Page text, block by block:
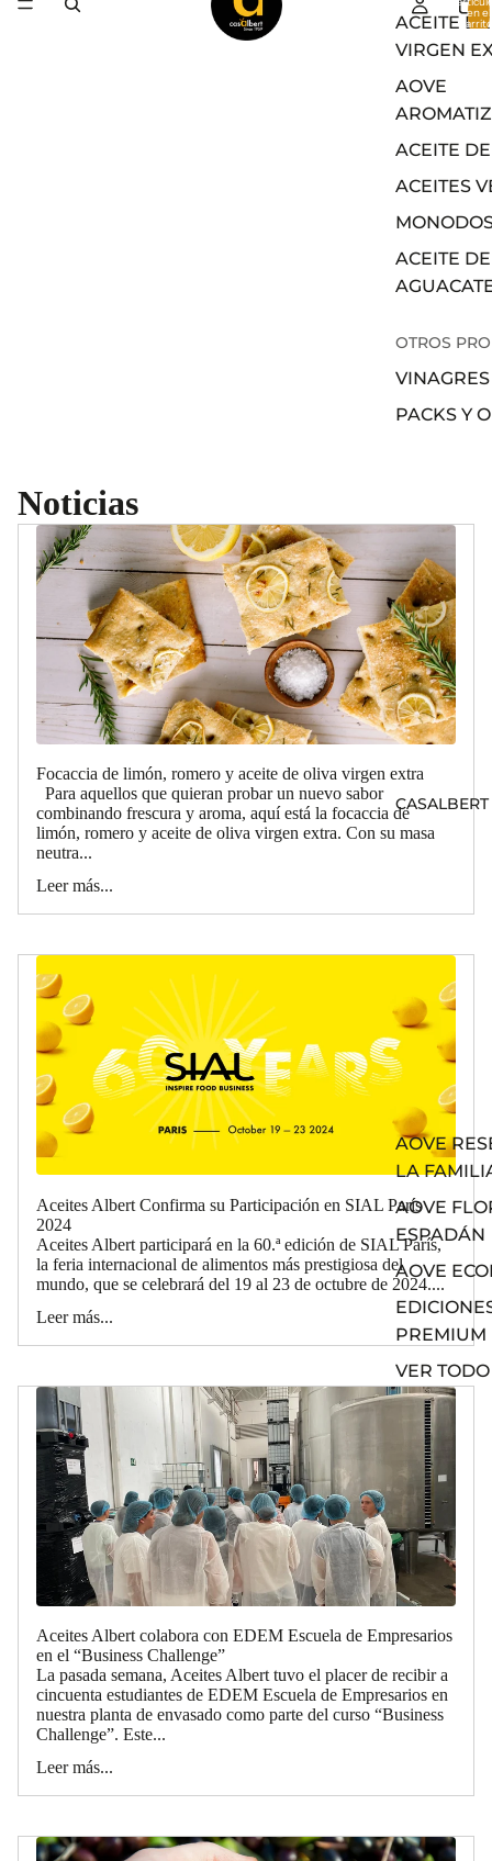
ACEITE
VIRGEN
AOVE
ACEITE
ACEITES
ACEITE DE
OTROS
VINAGRES
PACKS Y
AOVE
LA
AOVE
ESPADÁN
AOVE
PREMIUM
VER TODO
en el
Noticias
Focaccia de limón, romero y aceite de oliva virgen extra
Para aquellos que quieran probar un nuevo sabor
combinando frescura y aroma, aquí está la focaccia de
limón, romero y aceite de oliva virgen extra. Con su masa
neutra...
Leer más...
Aceites Albert Confirma su Participación en SIAL París
2024
Aceites Albert participará en la 60.ª edición de SIAL París,
la feria internacional de alimentos más prestigiosa del
mundo, que se celebrará del 19 al 23 de octubre de 2024....
Leer más...
Aceites Albert colabora con EDEM Escuela de Empresarios
en el “Business Challenge”
La pasada semana, Aceites Albert tuvo el placer de recibir a
cincuenta estudiantes de EDEM Escuela de Empresarios en
nuestra planta de envasado como parte del curso “Business
Challenge”. Este...
Leer más...